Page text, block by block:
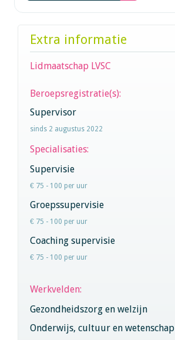
Extra informatie
Lidmaatschap LVSC
Beroepsregistratie(s):
Supervisor
sinds 2 augustus 2022
Specialisaties:
Supervisie
€ 75 - 100 per uur
Groepssupervisie
€ 75 - 100 per uur
Coaching supervisie
€ 75 - 100 per uur
Werkvelden:
Gezondheidszorg en welzijn
Onderwijs, cultuur en wetenschap